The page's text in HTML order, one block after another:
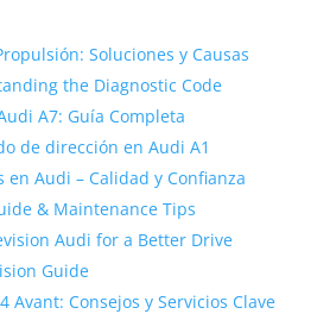
Soluciones y Causas
the Diagnostic Code
A7: Guía Completa
de dirección en Audi A1
en Audi – Calidad y Confianza
& Maintenance Tips
Audi for a Better Drive
Guide
Avant: Consejos y Servicios Clave